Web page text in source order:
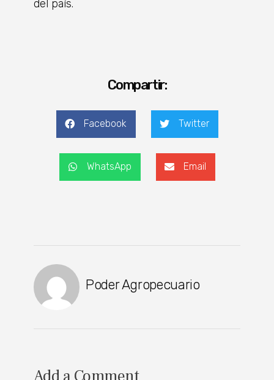
del país.
Compartir:
Facebook Twitter
WhatsApp Email
Poder Agropecuario